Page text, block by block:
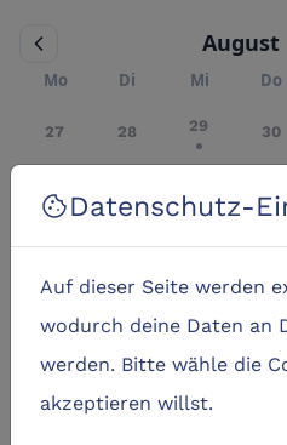
cookieDatenschutz-
Auf dieser Seite werden
wodurch deine Daten an
werden. Bitte wähle die
akzeptieren willst.
August
Mo Di Mi Do
27 28 29 30
17 18 19 20
Vor Ort